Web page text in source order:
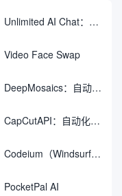
Unlimited AI Chat：免费无限制的AI聊天工具
Video Face Swap
DeepMosaics：自动去除图像和视频中的马赛克，或向其添加马赛克
CapCutAPI：自动化控制CapCut视频剪辑的开源工具
Codeium（Windsurf Editor）：免费的AI代码补全与聊天工具，Windsurf以对话方式编写完整项目代码
PocketPal AI